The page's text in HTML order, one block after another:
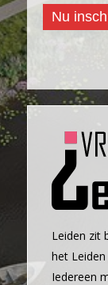
Nu
Leiden zit
het
Iedereen